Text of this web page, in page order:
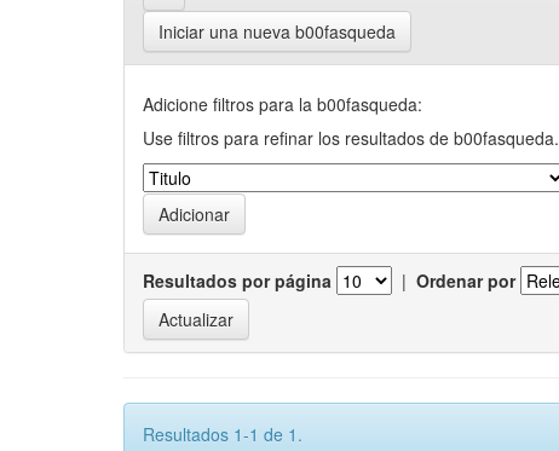
Iniciar una nueva b00fasqueda
Adicione filtros para la b00fasqueda:
Use filtros para refinar los resultados de b00fasqueda.
Resultados por página | Ordenar por
Resultados 1-1 de 1.